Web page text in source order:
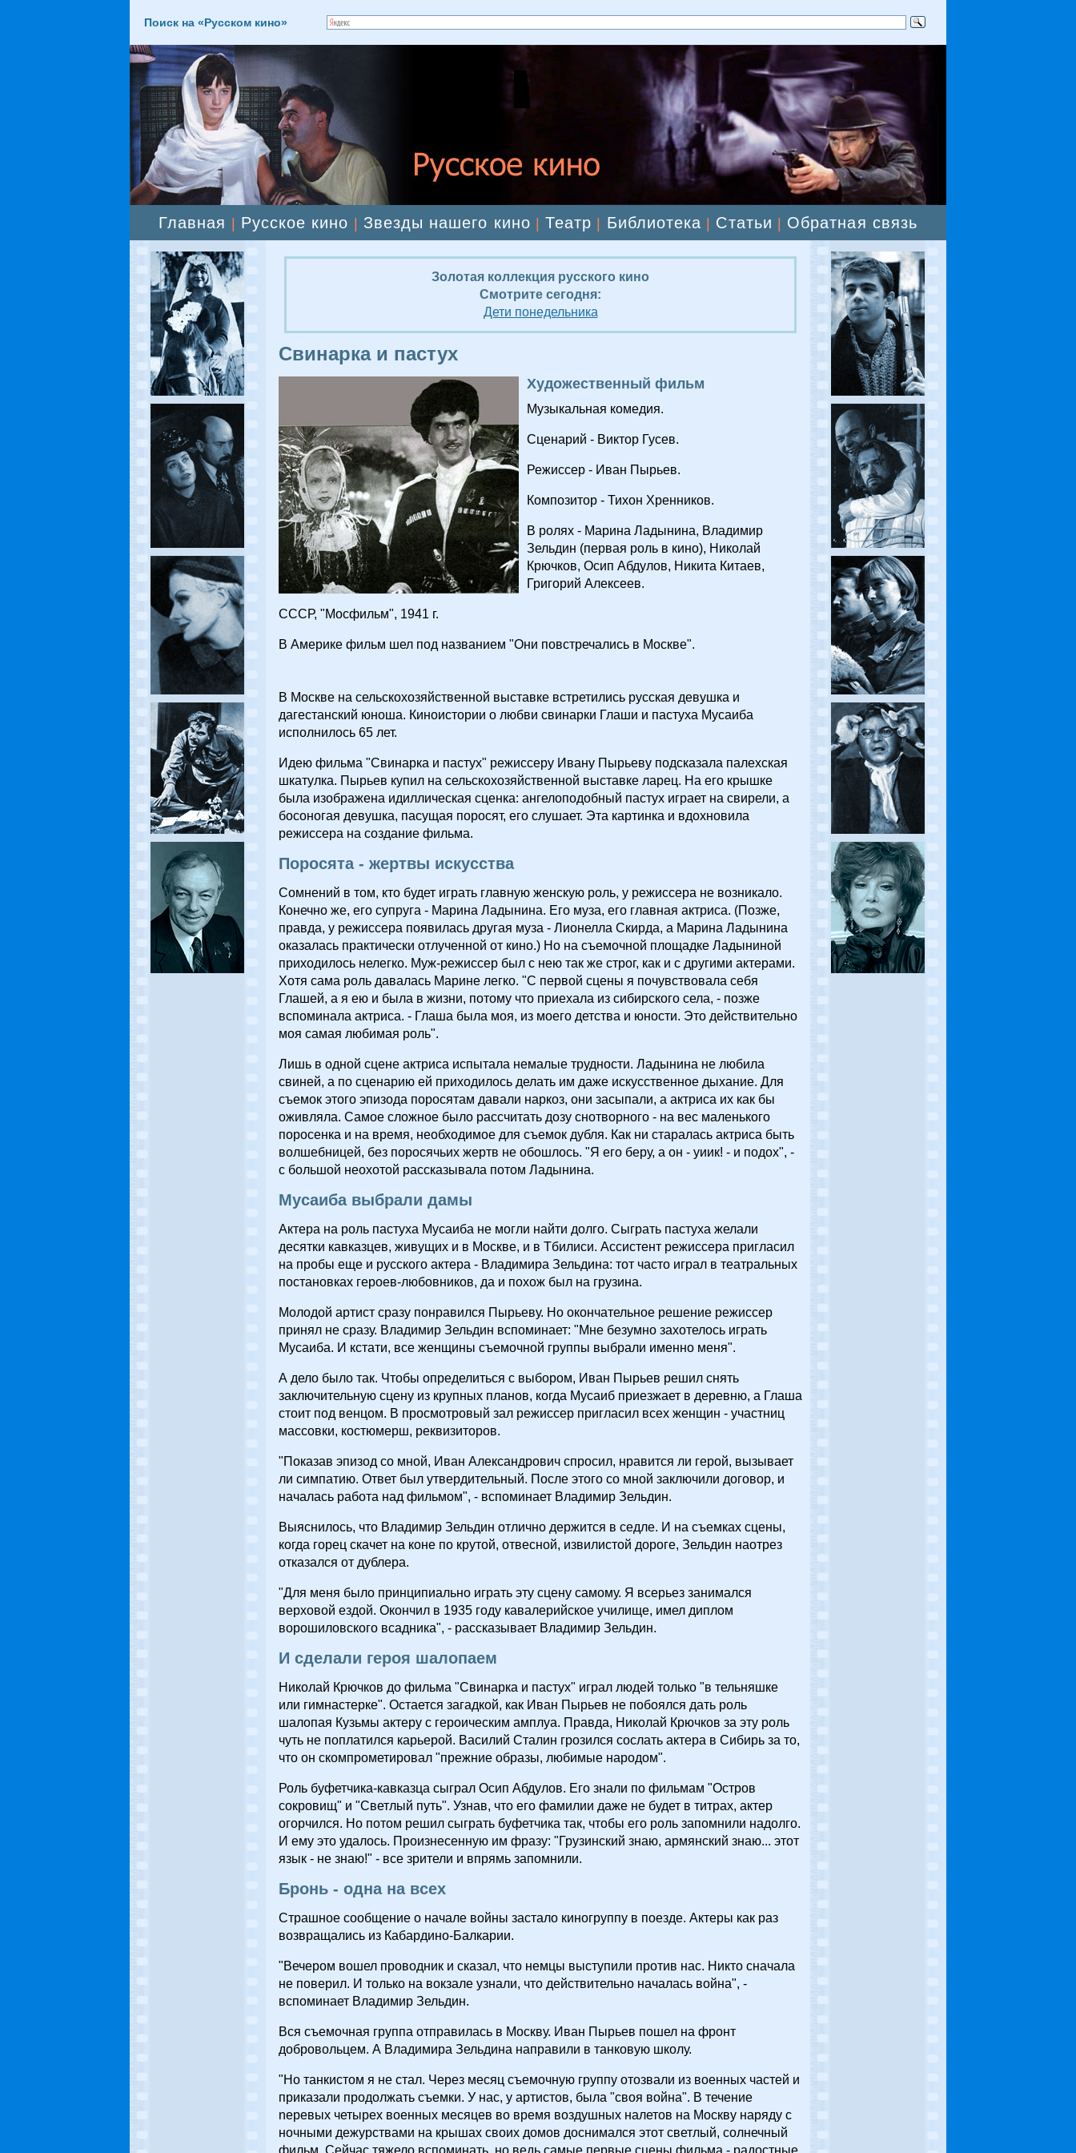
Поиск на «Русском кино»
Главная Русское кино Звезды нашего кино |Театр Библиотека Статьи Обратная связь
Золотая коллекция русского кино
Смотрите сегодня:
Дети понедельника
Свинарка и пастух
Художественный фильм
Музыкальная комедия.
Сценарий - Виктор Гусев.
Режиссер - Иван Пырьев.
Композитор - Тихон Хренников.
В ролях - Марина Ладынина, Владимир
Зельдин (первая роль в кино), Николай
Крючков, Осип Абдулов, Никита Китаев,
Григорий Алексеев.
СССР, "Мосфильм", 1941 г.
В Америке фильм шел под названием "Они повстречались в Москве".
В Москве на сельскохозяйственной выставке встретились русская девушка и
дагестанский юноша. Киноистории о любви свинарки Глаши и пастуха Мусаиба
исполнилось 65 лет.
Идею фильма "Свинарка и пастух" режиссеру Ивану Пырьеву подсказала палехская
шкатулка. Пырьев купил на сельскохозяйственной выставке ларец. На его крышке
была изображена идиллическая сценка: ангелоподобный пастух играет на свирели, а
босоногая девушка, пасущая поросят, его слушает. Эта картинка и вдохновила
режиссера на создание фильма.
Поросята - жертвы искусства
Сомнений в том, кто будет играть главную женскую роль, у режиссера не возникало.
Конечно же, его супруга - Марина Ладынина. Его муза, его главная актриса. (Позже,
правда, у режиссера появилась другая муза - Лионелла Скирда, а Марина Ладынина
оказалась практически отлученной от кино.) Но на съемочной площадке Ладыниной
приходилось нелегко. Муж-режиссер был с нею так же строг, как и с другими актерами.
Хотя сама роль давалась Марине легко. "С первой сцены я почувствовала себя
Глашей, а я ею и была в жизни, потому что приехала из сибирского села, - позже
вспоминала актриса. - Глаша была моя, из моего детства и юности. Это действительно
моя самая любимая роль".
Лишь в одной сцене актриса испытала немалые трудности. Ладынина не любила
свиней, а по сценарию ей приходилось делать им даже искусственное дыхание. Для
съемок этого эпизода поросятам давали наркоз, они засыпали, а актриса их как бы
оживляла. Самое сложное было рассчитать дозу снотворного - на вес маленького
поросенка и на время, необходимое для съемок дубля. Как ни старалась актриса быть
волшебницей, без поросячьих жертв не обошлось. "Я его беру, а он - уиик! - и подох", -
с большой неохотой рассказывала потом Ладынина.
Мусаиба выбрали дамы
Актера на роль пастуха Мусаиба не могли найти долго. Сыграть пастуха желали
десятки кавказцев, живущих и в Москве, и в Тбилиси. Ассистент режиссера пригласил
на пробы еще и русского актера - Владимира Зельдина: тот часто играл в театральных
постановках героев-любовников, да и похож был на грузина.
Молодой артист сразу понравился Пырьеву. Но окончательное решение режиссер
принял не сразу. Владимир Зельдин вспоминает: "Мне безумно захотелось играть
Мусаиба. И кстати, все женщины съемочной группы выбрали именно меня".
А дело было так. Чтобы определиться с выбором, Иван Пырьев решил снять
заключительную сцену из крупных планов, когда Мусаиб приезжает в деревню, а Глаша
стоит под венцом. В просмотровый зал режиссер пригласил всех женщин - участниц
массовки, костюмерш, реквизиторов.
"Показав эпизод со мной, Иван Александрович спросил, нравится ли герой, вызывает
ли симпатию. Ответ был утвердительный. После этого со мной заключили договор, и
началась работа над фильмом", - вспоминает Владимир Зельдин.
Выяснилось, что Владимир Зельдин отлично держится в седле. И на съемках сцены,
когда горец скачет на коне по крутой, отвесной, извилистой дороге, Зельдин наотрез
отказался от дублера.
"Для меня было принципиально играть эту сцену самому. Я всерьез занимался
верховой ездой. Окончил в 1935 году кавалерийское училище, имел диплом
ворошиловского всадника", - рассказывает Владимир Зельдин.
И сделали героя шалопаем
Николай Крючков до фильма "Свинарка и пастух" играл людей только "в тельняшке
или гимнастерке". Остается загадкой, как Иван Пырьев не побоялся дать роль
шалопая Кузьмы актеру с героическим амплуа. Правда, Николай Крючков за эту роль
чуть не поплатился карьерой. Василий Сталин грозился сослать актера в Сибирь за то,
что он скомпрометировал "прежние образы, любимые народом".
Роль буфетчика-кавказца сыграл Осип Абдулов. Его знали по фильмам "Остров
сокровищ" и "Светлый путь". Узнав, что его фамилии даже не будет в титрах, актер
огорчился. Но потом решил сыграть буфетчика так, чтобы его роль запомнили надолго.
И ему это удалось. Произнесенную им фразу: "Грузинский знаю, армянский знаю... этот
язык - не знаю!" - все зрители и впрямь запомнили.
Бронь - одна на всех
Страшное сообщение о начале войны застало киногруппу в поезде. Актеры как раз
возвращались из Кабардино-Балкарии.
"Вечером вошел проводник и сказал, что немцы выступили против нас. Никто сначала
не поверил. И только на вокзале узнали, что действительно началась война", -
вспоминает Владимир Зельдин.
Вся съемочная группа отправилась в Москву. Иван Пырьев пошел на фронт
добровольцем. А Владимира Зельдина направили в танковую школу.
"Но танкистом я не стал. Через месяц съемочную группу отозвали из военных частей и
приказали продолжать съемки. У нас, у артистов, была "своя война". В течение
nepeвыx четырех военных месяцев во время воздушных налетов на Москву наряду с
ночными дежурствами на крышах своих домов доснимался этот светлый, солнечный
фильм. Сейчас тяжело вспоминать, но ведь самые первые сцены фильма - радостные